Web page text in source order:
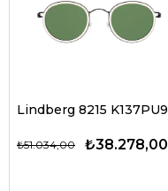
₺38.278,00
₺51.034,00